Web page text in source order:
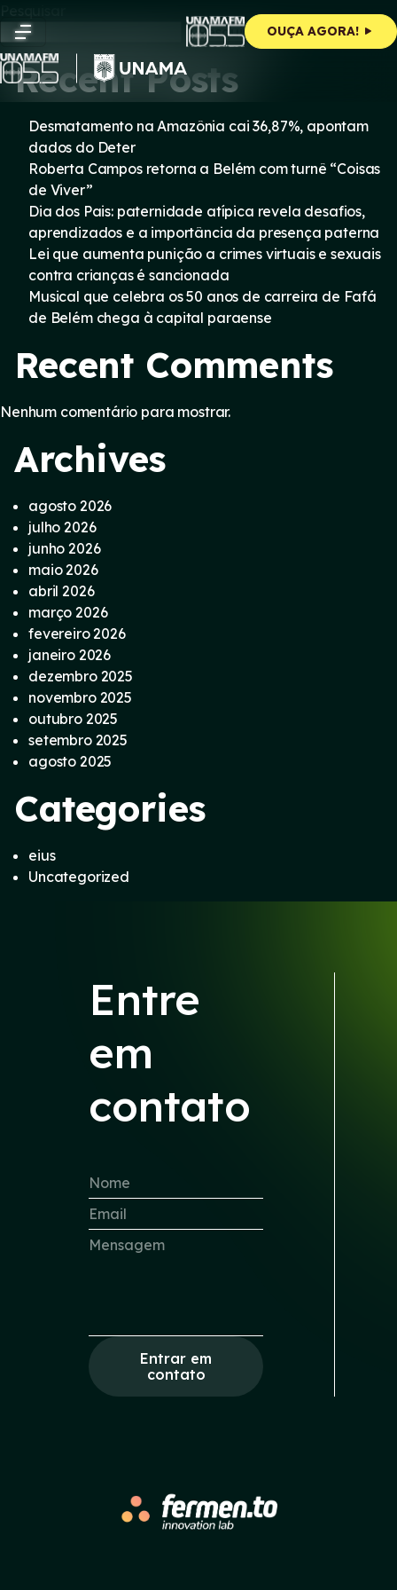
content
OUÇA AGORA!
Pesquisar
Pesquisar
Recent Posts
Desmatamento na Amazônia cai 36,87%, apontam
dados do Deter
Roberta Campos retorna a Belém com turnê “Coisas
de Viver”
Dia dos Pais: paternidade atípica revela desafios,
aprendizados e a importância da presença paterna
Lei que aumenta punição a crimes virtuais e sexuais
contra crianças é sancionada
Musical que celebra os 50 anos de carreira de Fafá
de Belém chega à capital paraense
Recent Comments
Nenhum comentário para mostrar.
Archives
agosto 2026
julho 2026
junho 2026
maio 2026
abril 2026
março 2026
fevereiro 2026
janeiro 2026
dezembro 2025
novembro 2025
outubro 2025
setembro 2025
agosto 2025
Categories
eius
Uncategorized
Entre
em
contato
Entrar em
contato